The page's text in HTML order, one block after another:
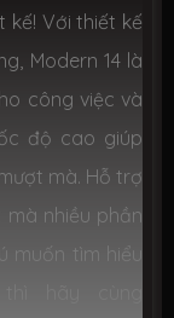
kế! Với thiết kế
Modern 14 là
công việc và
độ cao giúp
mà. Hỗ trợ
nhiều phần
muốn tìm hiểu